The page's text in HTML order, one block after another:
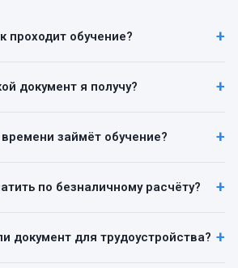
проходит обучение?
документ я получу?
займёт обучение?
по безналичному расчёту?
документ для трудоустройства?